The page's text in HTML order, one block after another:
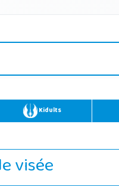
Kidults
visée